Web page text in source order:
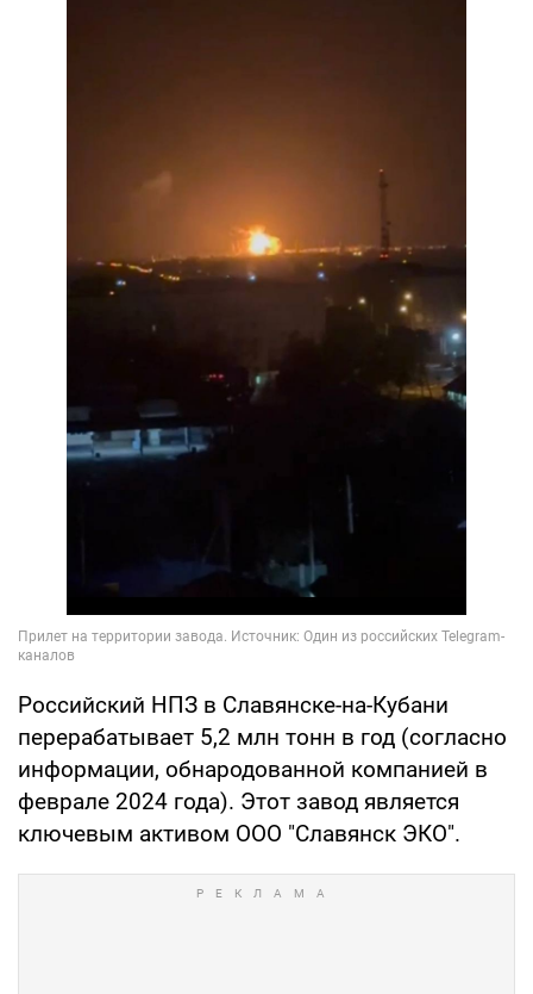
Российский НПЗ в Славянске-на-Кубани
перерабатывает 5,2 млн тонн в год (согласно
информации, обнародованной компанией в
феврале 2024 года). Этот завод является
ключевым активом ООО "Славянск ЭКО".